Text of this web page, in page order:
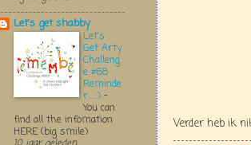
Verder heb ik
Let's get shabby
Let's
Get Arty
Challeng
e #68
Reminde
r.....:) -
You can
find all the infomation
HERE (big smile)